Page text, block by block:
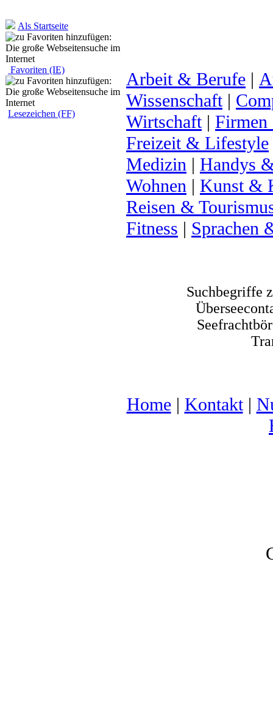
Als Startseite
Favoriten (IE)
Lesezeichen (FF)
Arbeit & Berufe |
Wissenschaft|
Wirtschaft| Firmen
Freizeit & Lifestyle
Medizin | Handys
Wohnen | Kunst &
Reisen &
Fitness | Sprachen
Suchbegriffe
Home| Kontakt|